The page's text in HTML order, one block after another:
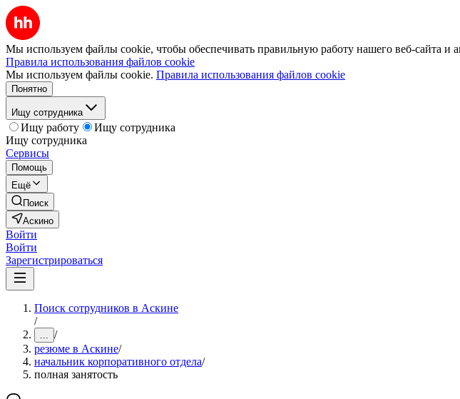
Мы используем файлы cookie, чтобы обеспечивать правильную работу нашего веб-сайта и
Правила использования файлов cookie
Мы используем файлы cookie. Правила использования файлов cookie
Понятно
Ищу сотрудника
Ищу работу
Ищу сотрудника
Ищу сотрудника
Сервисы
Помощь
Ещё
Поиск
Аскино
Войти
Войти
Зарегистрироваться
Поиск сотрудников в Аскине
/
... /
резюме в Аскине/
начальник корпоративного отдела/
полная занятость